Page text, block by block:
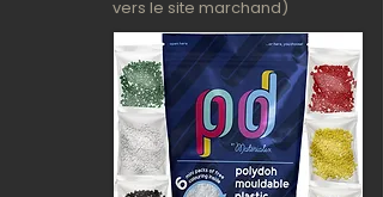
vers le site marchand)